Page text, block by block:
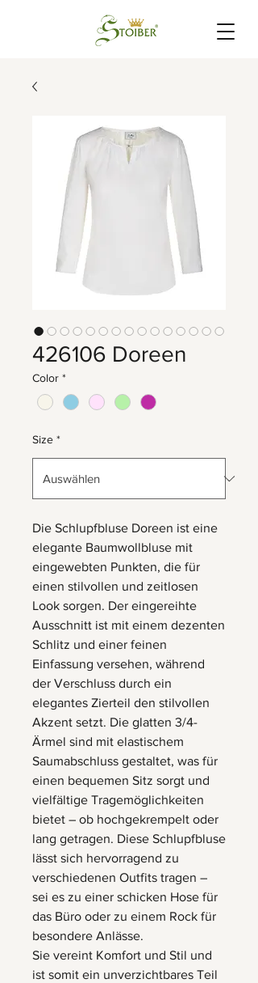
426106 Doreen
Color *
Size *
Die Schlupfbluse Doreen ist eine
elegante Baumwollbluse mit
eingewebten Punkten, die für
einen stilvollen und zeitlosen
Look sorgen. Der eingereihte
Ausschnitt ist mit einem dezenten
Schlitz und einer feinen
Einfassung versehen, während
der Verschluss durch ein
elegantes Zierteil den stilvollen
Akzent setzt. Die glatten 3/4-
Ärmel sind mit elastischem
Saumabschluss gestaltet, was für
einen bequemen Sitz sorgt und
vielfältige Tragemöglichkeiten
bietet – ob hochgekrempelt oder
lang getragen. Diese Schlupfbluse
lässt sich hervorragend zu
verschiedenen Outfits tragen –
sei es zu einer schicken Hose für
das Büro oder zu einem Rock für
besondere Anlässe.
Sie vereint Komfort und Stil und
ist somit ein unverzichtbares Teil